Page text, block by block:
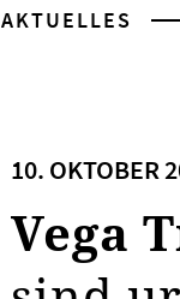
AKTUELLES
10. OKTOBER
Vega